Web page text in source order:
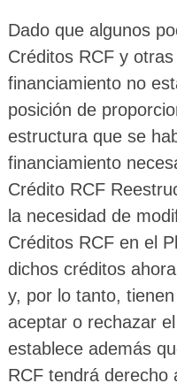
Dado que algunos
Créditos RCF y
financiamiento no
posición de
estructura que se
financiamiento
Crédito RCF
la necesidad de
Créditos RCF en el
dichos créditos
y, por lo tanto,
aceptar o rechazar
establece además
RCF tendrá derecho